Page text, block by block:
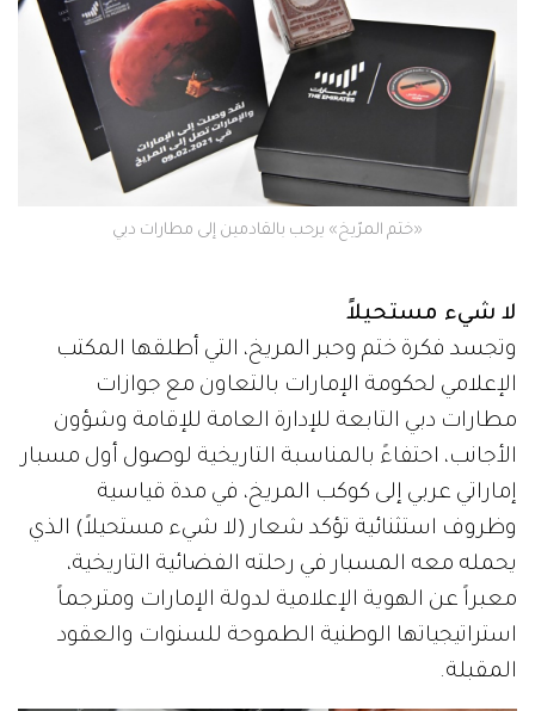
«ختم المرّيخ» يرحب بالقادمين إلى مطارات دبي
لا شيء مستحيلاً
وتجسد فكرة ختم وحبر المريخ، التي أطلقها المكتب
الإعلامي لحكومة الإمارات بالتعاون مع جوازات
مطارات دبي التابعة للإدارة العامة للإقامة وشؤون
الأجانب، احتفاءً بالمناسبة التاريخية لوصول أول مسبار
إماراتي عربي إلى كوكب المريخ، في مدة قياسية
وظروف استثنائية تؤكد شعار (لا شيء مستحيلاً) الذي
يحمله معه المسبار في رحلته الفضائية التاريخية،
معبراً عن الهوية الإعلامية لدولة الإمارات ومترجماً
استراتيجياتها الوطنية الطموحة للسنوات والعقود
المقبلة.